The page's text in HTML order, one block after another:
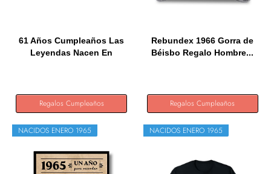
61 Años Cumpleaños Las
Leyendas Nacen En
Regalos Cumpleaños
Rebundex 1966 Gorra de
Béisbo Regalo Hombre...
Regalos Cumpleaños
NACIDOS ENERO 1965 NACIDOS ENERO 1965